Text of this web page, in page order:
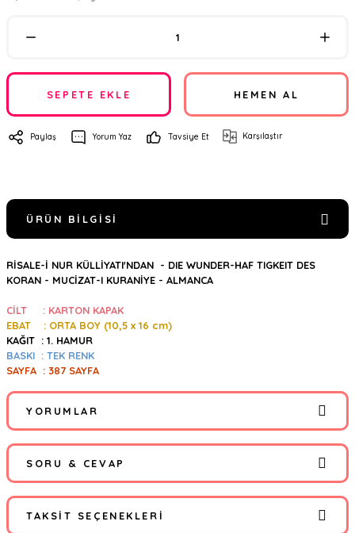
SEPETE EKLE HEMEN AL
Paylaş Yorum Yaz Tavsiye Et Karşılaştır
ÜRÜN BILGISI
RİSALE-İ NUR KÜLLİYATI'NDAN - DIE WUNDER-HAF TIGKEIT DES
KORAN - MUCİZAT-I KURANİYE - ALMANCA
CİLT : KARTON KAPAK
EBAT : ORTA BOY (10,5 x 16 cm)
KAĞIT : 1. HAMUR
BASKI : TEK RENK
SAYFA : 387 SAYFA
YORUMLAR
Bu ürüne ilk yorumu siz yapın!
Yorum Yaz
SORU & CEVAP
TAKSIT SEÇENEKLERI